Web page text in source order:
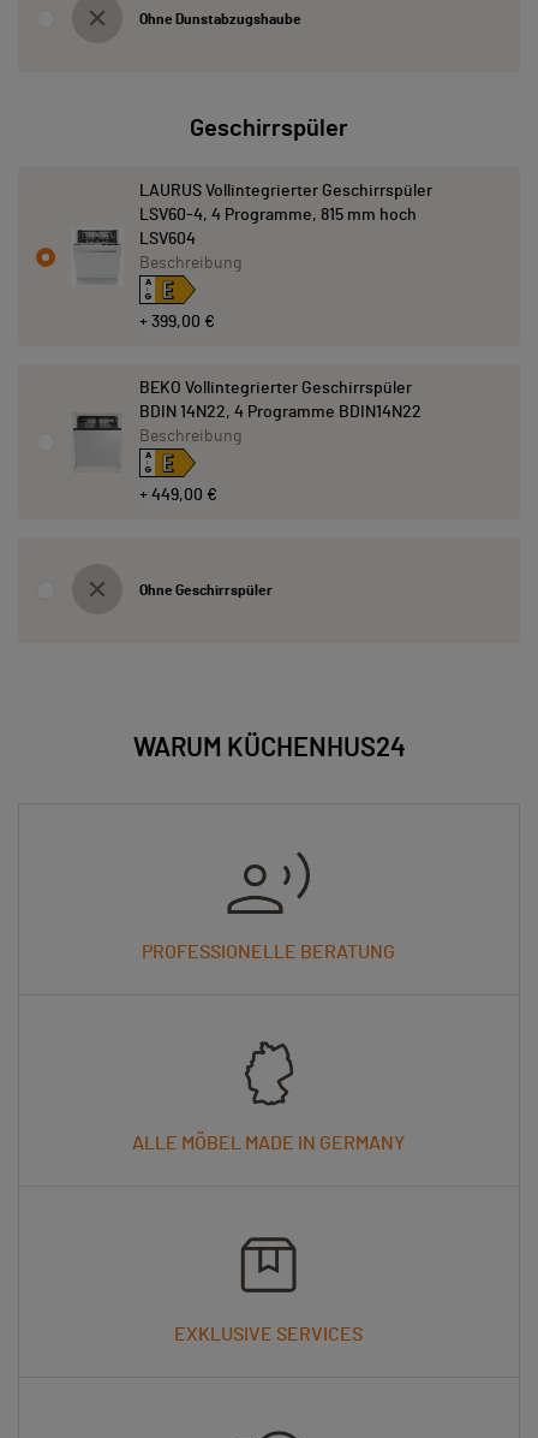
Ohne Dunstabzugshaube
Geschirrspüler
LAURUS Vollintegrierter Geschirrspüler
LSV60-4, 4 Programme, 815 mm hoch
LSV604
+ 399,00 €
A
↑
G E
Beschreibung
BEKO Vollintegrierter Geschirrspüler
BDIN 14N22, 4 Programme BDIN14N22
+ 449,00 €
A
↑
G E
Beschreibung
Ohne Geschirrspüler
WARUM KÜCHENHUS24
PROFESSIONELLE BERATUNG
ALLE MÖBEL MADE IN GERMANY
EXKLUSIVE SERVICES